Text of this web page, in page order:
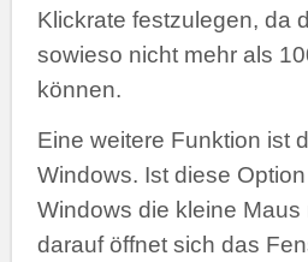
Klickrate festzulegen, da
sowieso nicht mehr als
können.
Eine weitere Funktion ist
Windows. Ist diese
Windows die kleine
darauf öffnet sich das